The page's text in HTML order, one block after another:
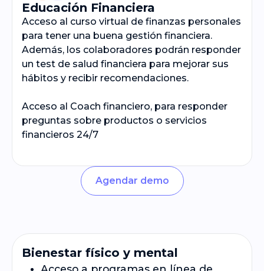
Educación Financiera
Acceso al curso virtual de finanzas personales
para tener una buena gestión financiera.
Además, los colaboradores podrán responder
un test de salud financiera para mejorar sus
hábitos y recibir recomendaciones.
Acceso al Coach financiero, para responder
preguntas sobre productos o servicios
financieros 24/7
Agendar demo
Bienestar físico y mental